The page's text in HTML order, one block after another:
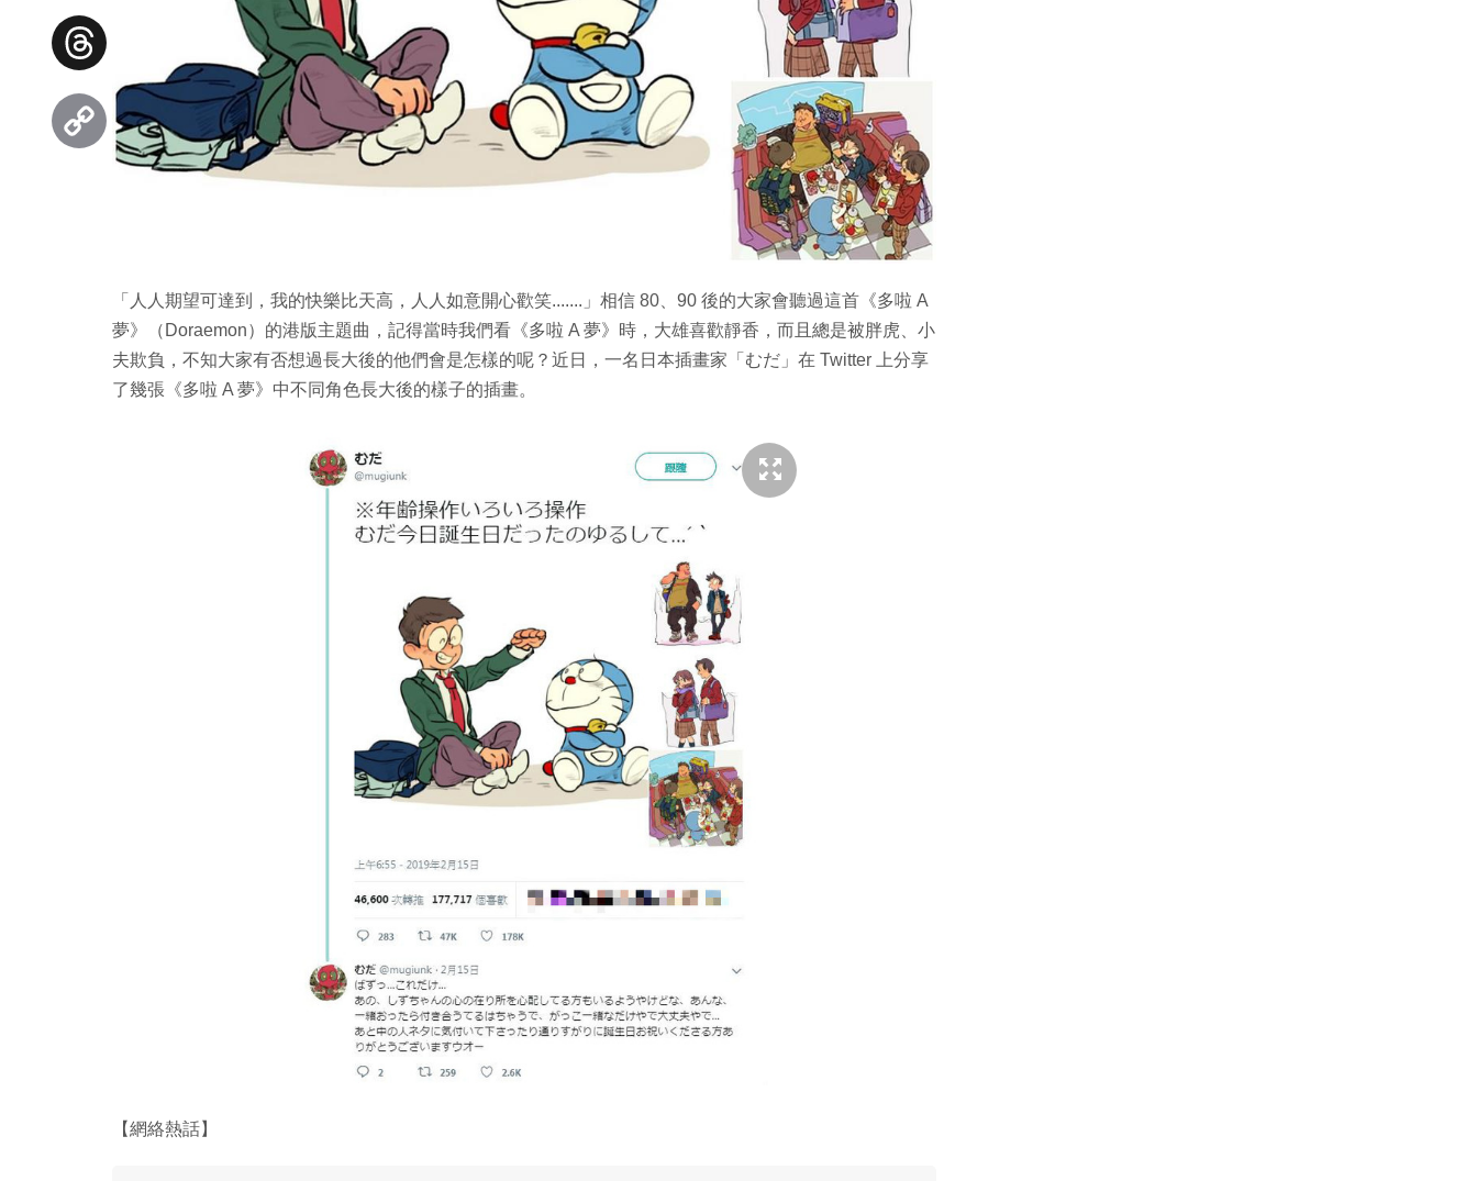
「人人期望可達到，我的快樂比天高，人人如意開心歡笑.......」相信 80、90 後的大家會聽過這首《多啦 A
夢》（Doraemon）的港版主題曲，記得當時我們看《多啦 A 夢》時，大雄喜歡靜香，而且總是被胖虎、小
夫欺負，不知大家有否想過長大後的他們會是怎樣的呢？近日，一名日本插畫家「むだ」在 Twitter 上分享
了幾張《多啦 A 夢》中不同角色長大後的樣子的插畫。
【網絡熱話】
Facebook
Threads